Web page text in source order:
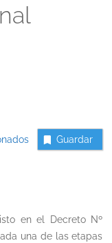
Guardar
en el Decreto Nº
una de las etapas